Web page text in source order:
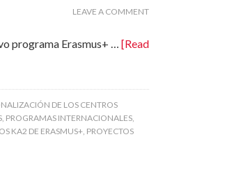
LEAVE A COMMENT
programa Erasmus+ … [Read
DE LOS CENTROS
, PROGRAMAS INTERNACIONALES,
KA2 DE ERASMUS+, PROYECTOS